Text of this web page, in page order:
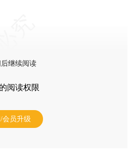
继续阅读
阅读权限
会员升级